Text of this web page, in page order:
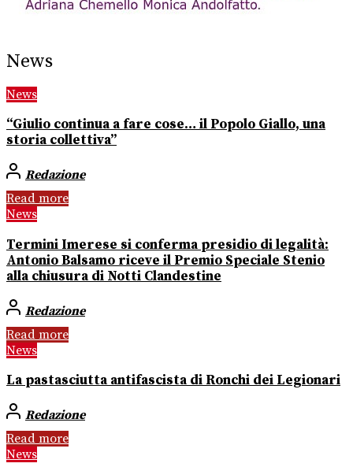
News
News
“Giulio continua a fare cose… il Popolo Giallo, una
storia collettiva”
Redazione
Read more
News
Termini Imerese si conferma presidio di legalità:
Antonio Balsamo riceve il Premio Speciale Stenio
alla chiusura di Notti Clandestine
Redazione
Read more
News
La pastasciutta antifascista di Ronchi dei Legionari
Redazione
Read more
News